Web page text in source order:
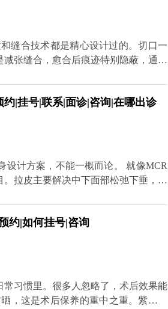
缝合技术都是精心设计过的。切口一
张缝合，愈合后痕迹特别隐蔽，通常
操作规范，这种情况很少出现。 当
。出院后可以散散步，但一个月内别
道更多关于MCR复合提升术的问题，
，详细了解。
|挂号|联系|面诊|咨询|在哪出诊
案，不能一概而论。 就像MCR
拉皮主要解决中下面部松弛下垂，但
者眼袋突出，这种时候单做拉皮就不
路，内路适合单纯脂肪膨出的，外路
廓提上来，等面部状态稳定了（大概
然。 想知道更多关于MCR复合提升
）预约面诊，详细了解。
约|如何挂号|咨询
习惯里。很多人忽略了，术后效果能
，这是术后保养的重中之重。紫外线